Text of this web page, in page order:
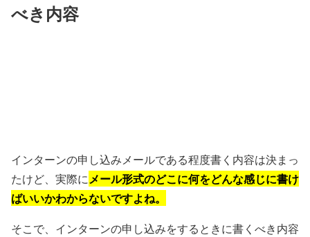
べき内容
インターンの申し込みメールである程度書く内容は決まっ
たけど、実際にメール形式のどこに何をどんな感じに書け
ばいいかわからないですよね。
そこで、インターンの申し込みをするときに書くべき内容